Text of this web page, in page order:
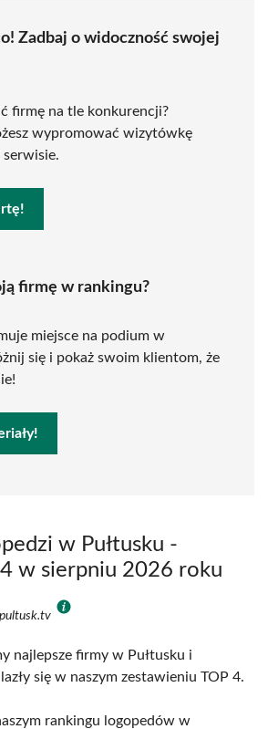
Zadbaj o widoczność swojej
firmę na tle konkurencji?
wypromować wizytówkę
firmę w rankingu?
miejsce na podium w
się i pokaż swoim klientom, że
w Pułtusku -
4 w sierpniu 2026 roku
najlepsze firmy w Pułtusku i
się w naszym zestawieniu TOP 4.
rankingu logopedów w